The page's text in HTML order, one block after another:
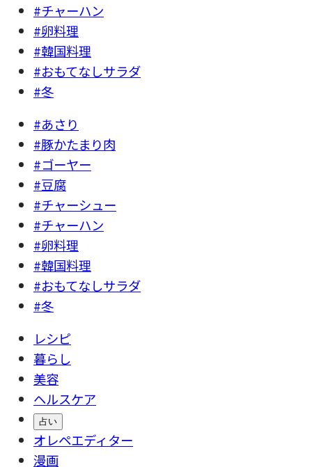
#チャーハン
#卵料理
#韓国料理
#おもてなしサラダ
#冬
#あさり
#豚かたまり肉
#ゴーヤー
#豆腐
#チャーシュー
#チャーハン
#卵料理
#韓国料理
#おもてなしサラダ
#冬
レシピ
暮らし
美容
ヘルスケア
占い
オレペエディター
漫画